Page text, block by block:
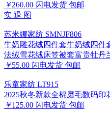
￥260.00 闪电发货 包邮
实 退 图
苏米娜家纺 SMNJF806
牛奶雕花绒四件套牛奶绒四件
法绒雪花绒床笠被套富贵牡丹
￥55.00 闪电发货 包邮
乐童家纺 LT915
2025秋冬新款全棉磨毛数码印
￥125.00 闪电发货 包邮